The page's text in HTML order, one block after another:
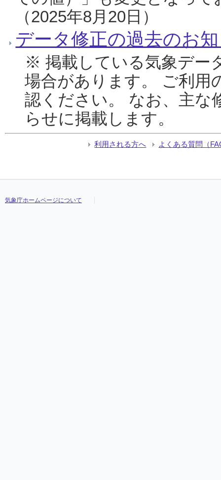
（2025年8月20日）
データ修正の過去のお
※ 掲載している気象デー
場合があります。 ご利用
認ください。 なお、主な
らせに掲載します。
利用される方へ よくある質問（
気象庁ホームページについて